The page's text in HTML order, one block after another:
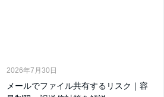
2026年7月30日
メールでファイル共有するリスク｜容